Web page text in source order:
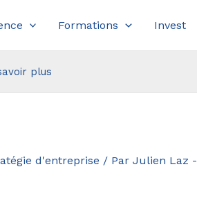
Formations Invest
plus
d'entreprise / Par Julien Laz -